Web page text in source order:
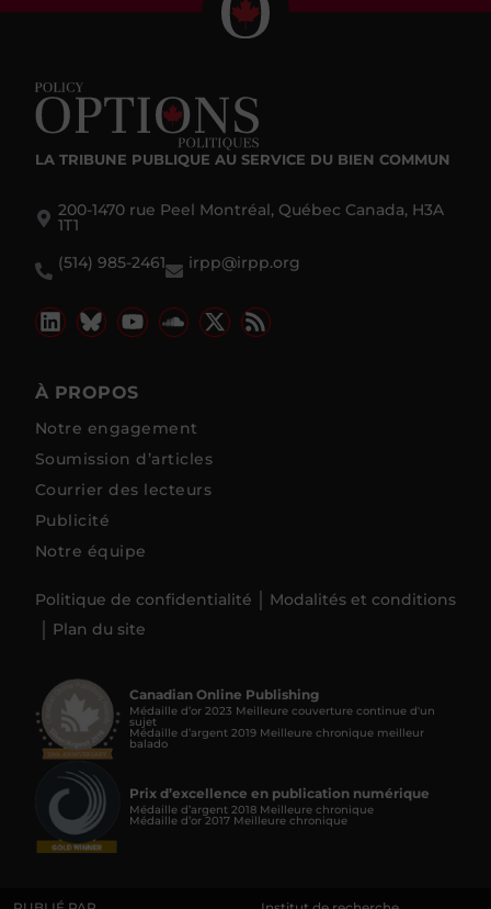
LA TRIBUNE PUBLIQUE AU SERVICE DU BIEN COMMUN
200-1470 rue Peel Montréal, Québec Canada, H3A
1T1
(514) 985-2461
irpp@irpp.org
À PROPOS
Notre engagement
Soumission d’articles
Courrier des lecteurs
Publicité
Notre équipe
Politique de confidentialité
Modalités et conditions
Plan du site
Canadian Online Publishing
Médaille d’or 2023 Meilleure couverture continue d'un
sujet
Médaille d’argent 2019 Meilleure chronique meilleur
balado
Prix d’excellence en publication numérique
Médaille d’argent 2018 Meilleure chronique
Médaille d’or 2017 Meilleure chronique